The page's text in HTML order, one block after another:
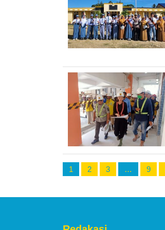
1 2 3 … 9